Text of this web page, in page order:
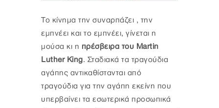
Το κίνημα την συναρπάζει , την
εμπνέει και το εμπνέει, γίνεται η
μούσα κι η πρέσβειρα του Martin
Luther King. Σταδιακά τα τραγούδια
αγάπης αντικαθίστανται από
τραγούδια για την αγάπη εκείνη που
υπερβαίνει τα εσωτερικά προσωπικά